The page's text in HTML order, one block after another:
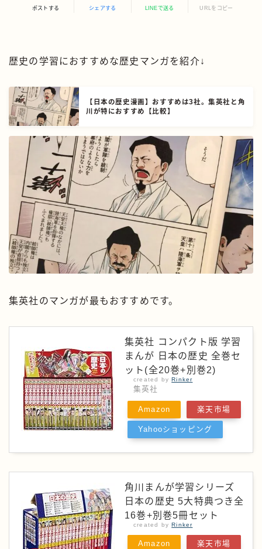
ポストする シェアする LINEで送る URLをコピー
歴史の学習におすすめな歴史マンガを紹介↓
【日本の歴史漫画】おすすめは3社。集英社と角
川が特におすすめ【比較】
集英社のマンガが最もおすすめです。
集英社 コンパクト版 学習
まんが 日本の歴史 全巻セ
ット(全20巻+別巻2)
created by Rinker
集英社
Amazon 楽天市場
Yahooショッピング
角川まんが学習シリーズ
日本の歴史 5大特典つき全
16巻+別巻5冊セット
created by Rinker
Amazon 楽天市場